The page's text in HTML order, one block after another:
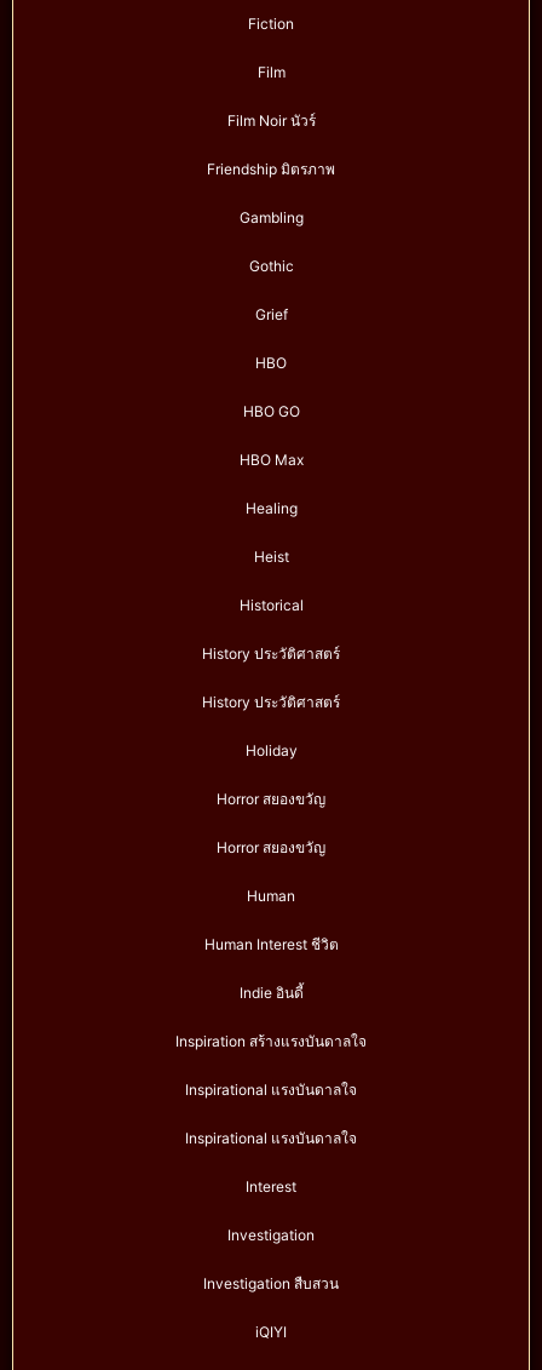
Fiction
Film
Film Noir นัวร์
Friendship มิตรภาพ
Gambling
Gothic
Grief
HBO
HBO GO
HBO Max
Healing
Heist
Historical
History ประวัติศาสตร์
History ประวัติศาสตร์
Holiday
Horror สยองขวัญ
Horror สยองขวัญ
Human
Human Interest ชีวิต
Indie อินดี้
Inspiration สร้างแรงบันดาลใจ
Inspirational แรงบันดาลใจ
Inspirational แรงบันดาลใจ
Interest
Investigation
Investigation สืบสวน
iQIYI